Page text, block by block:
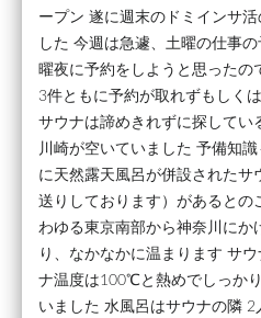
ープン 遂に週末のドミインサ
した 今週は急遽、土曜の仕事
曜夜に予約をしようと思ったの
3件ともに予約が取れずもしく
サウナは諦めきれずに探してい
川崎が空いていました 予備知
に天然露天風呂が併設されたサ
送りしております）があるとの
わゆる東京南部から神奈川にか
り、なかなかに温まります サ
ナ温度は100℃と熱めでしっか
いました 水風呂はサウナの隣